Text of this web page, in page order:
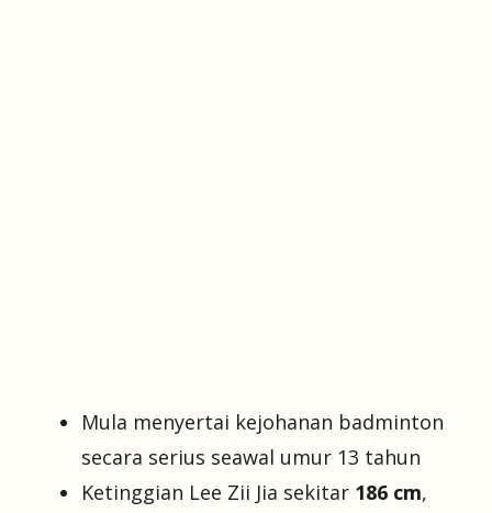
Mula menyertai kejohanan badminton
secara serius seawal umur 13 tahun
Ketinggian Lee Zii Jia sekitar 186 cm,